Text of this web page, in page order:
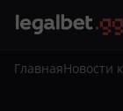
ГлавнаяНовости